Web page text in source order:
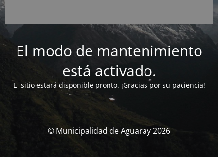
El modo de mantenimiento
está activado.
El sitio estará disponible pronto. ¡Gracias por su paciencia!
© Municipalidad de Aguaray 2026